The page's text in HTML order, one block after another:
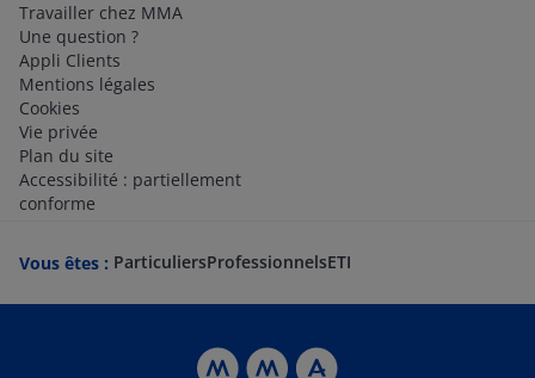
Travailler chez MMA
Une question ?
Appli Clients
Mentions légales
Cookies
Vie privée
Plan du site
Accessibilité : partiellement
conforme
Vous êtes : ParticuliersProfessionnelsETI